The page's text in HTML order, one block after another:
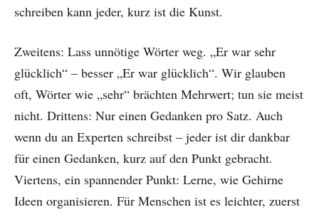
schreiben kann jeder, kurz ist die Kunst.
Zweitens: Lass unnötige Wörter weg. „Er war sehr
glücklich“ – besser „Er war glücklich“. Wir glauben
oft, Wörter wie „sehr“ brächten Mehrwert; tun sie meist
nicht. Drittens: Nur einen Gedanken pro Satz. Auch
wenn du an Experten schreibst – jeder ist dir dankbar
für einen Gedanken, kurz auf den Punkt gebracht.
Viertens, ein spannender Punkt: Lerne, wie Gehirne
Ideen organisieren. Für Menschen ist es leichter, zuerst